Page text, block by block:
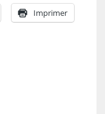
Imprimer